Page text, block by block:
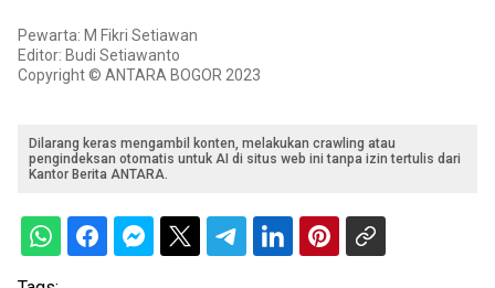
Pewarta: M Fikri Setiawan
Editor: Budi Setiawanto
Copyright © ANTARA BOGOR 2023
Dilarang keras mengambil konten, melakukan crawling atau
pengindeksan otomatis untuk AI di situs web ini tanpa izin tertulis dari
Kantor Berita ANTARA.